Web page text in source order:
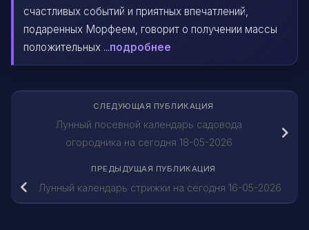
счастливых событий и приятных впечатлений,
подаренных Морфеем, говорит о получении массы
положительных ...подробнее
СЛЕДУЮЩАЯ ПУБЛИКАЦИЯ
Лунный посевной календарь садовода
огородника на сегодня 18-05-2026
ПРЕДЫДУЩАЯ ПУБЛИКАЦИЯ
Лунный календарь стрижки на сегодня 16-05-2026